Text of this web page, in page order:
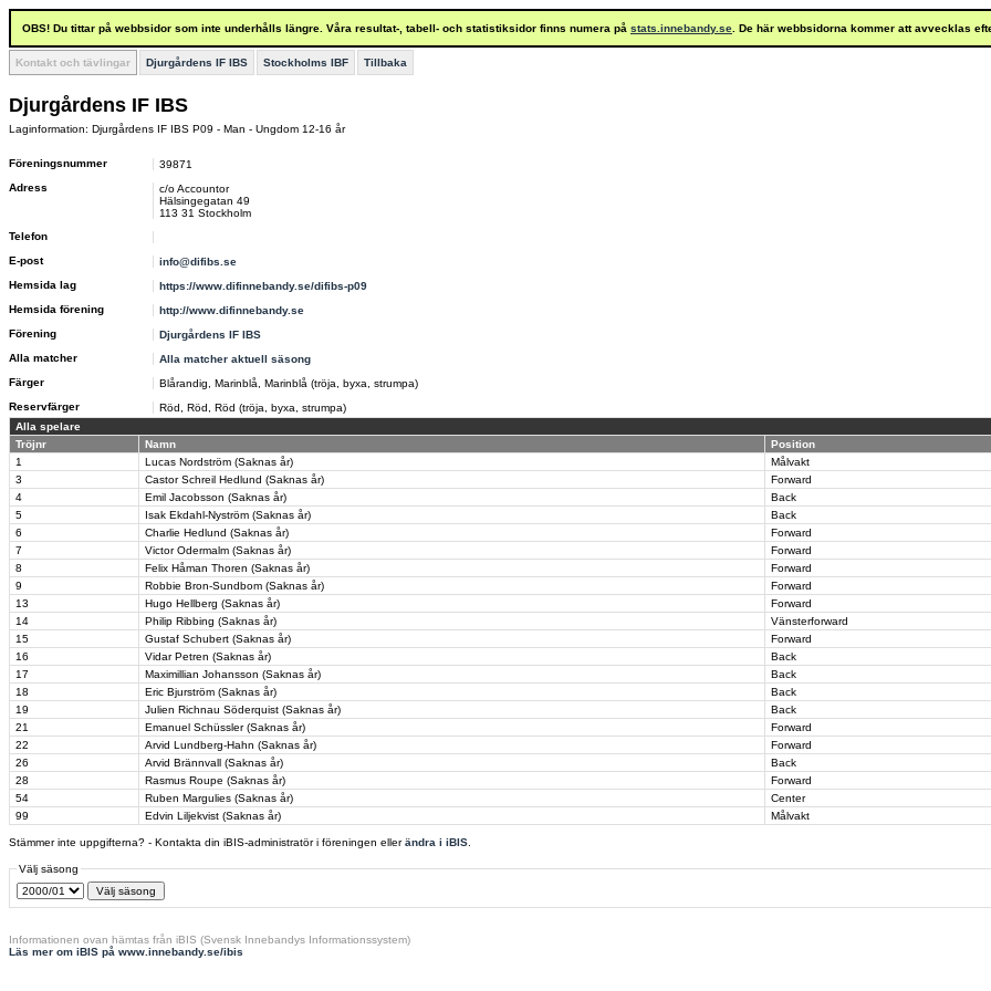
OBS! Du tittar på webbsidor som inte underhålls längre. Våra resultat-, tabell- och statistiksidor finns numera på stats.innebandy.se . De här webbsidorna kommer att avvecklas
Kontakt och tävlingar Djurgårdens IF IBS Stockholms IBF Tillbaka
Djurgårdens IF IBS
Laginformation: Djurgårdens IF IBS P09 - Man - Ungdom 12-16 år
Föreningsnummer
39871
Adress
c/o Accountor
Hälsingegatan 49
113 31 Stockholm
Telefon
E-post
info@difibs.se
Hemsida lag
https://www.difinnebandy.se/difibs-p09
Hemsida förening
http://www.difinnebandy.se
Förening
Djurgårdens IF IBS
Alla matcher
Alla matcher aktuell säsong
Färger
Blårandig, Marinblå, Marinblå (tröja, byxa, strumpa)
Reservfärger
Röd, Röd, Röd (tröja, byxa, strumpa)
Alla spelare
Tröjnr
Namn
Position
1
Lucas Nordström (Saknas år)
Målvakt
3
Castor Schreil Hedlund (Saknas år)
Forward
4
Emil Jacobsson (Saknas år)
Back
5
Isak Ekdahl-Nyström (Saknas år)
Back
6
Charlie Hedlund (Saknas år)
Forward
7
Victor Odermalm (Saknas år)
Forward
8
Felix Håman Thoren (Saknas år)
Forward
9
Robbie Bron-Sundbom (Saknas år)
Forward
13
Hugo Hellberg (Saknas år)
Forward
14
Philip Ribbing (Saknas år)
Vänsterforward
15
Gustaf Schubert (Saknas år)
Forward
16
Vidar Petren (Saknas år)
Back
17
Maximillian Johansson (Saknas år)
Back
18
Eric Bjurström (Saknas år)
Back
19
Julien Richnau Söderquist (Saknas år)
Back
21
Emanuel Schüssler (Saknas år)
Forward
22
Arvid Lundberg-Hahn (Saknas år)
Forward
26
Arvid Brännvall (Saknas år)
Back
28
Rasmus Roupe (Saknas år)
Forward
54
Ruben Margulies (Saknas år)
Center
99
Edvin Liljekvist (Saknas år) Målvakt
Stämmer inte uppgifterna? - Kontakta din iBIS-administratör i föreningen ellerändra i iBIS
Välj säsong
Informationen ovan hämtas från iBIS (Svensk Innebandys Informationssystem)
Läs mer om iBIS på www.innebandy.se/ibis